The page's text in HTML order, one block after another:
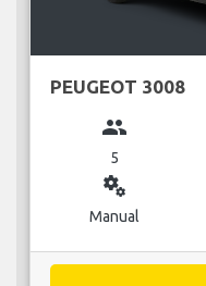
PEUGEOT 3008
group
5
miscellaneous_services
Manual